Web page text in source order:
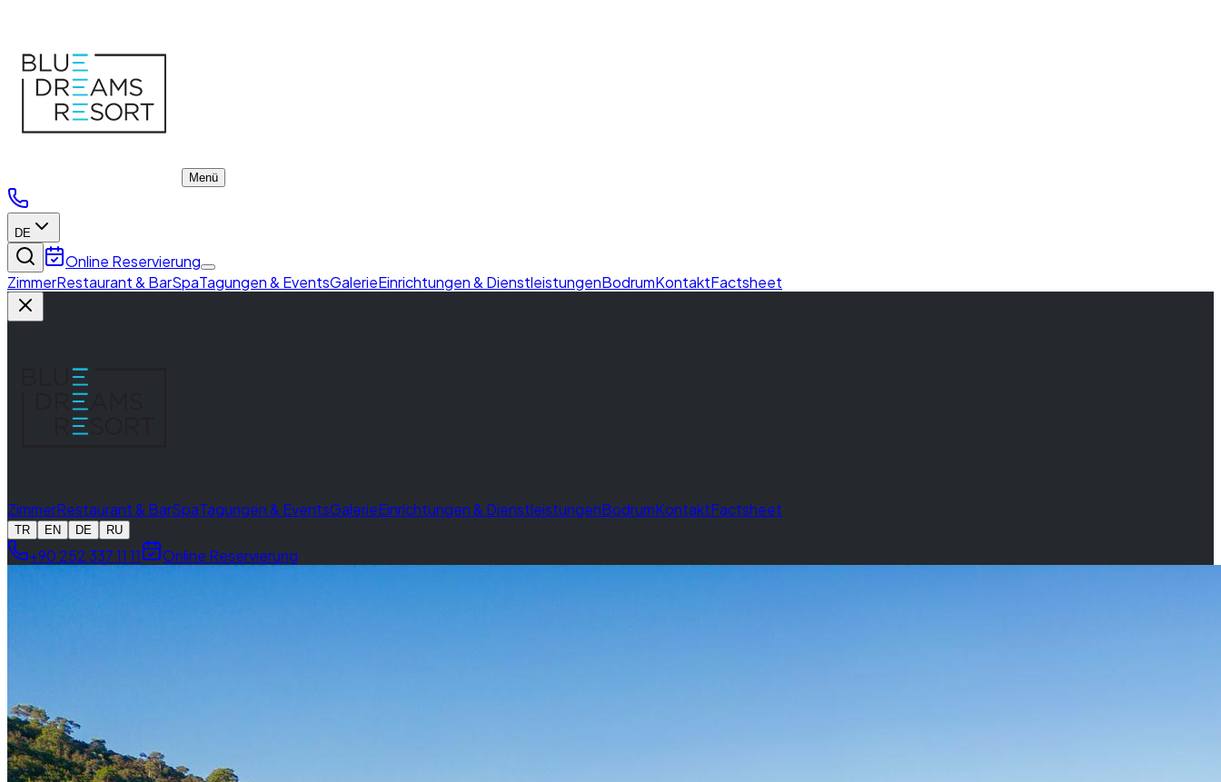
Menü
DE
Online Reservierung
ZimmerRestaurant & BarSpaTagungen & EventsGalerieEinrichtungen & DienstleistungenBodrumKontaktFactsheet
ZimmerRestaurant & BarSpaTagungen & EventsGalerieEinrichtungen & DienstleistungenBodrumKontaktFactsheet
TR EN DE RU
+90 252 337 11 11 Online Reservierung